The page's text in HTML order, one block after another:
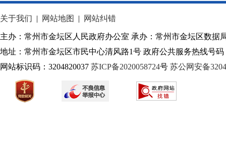
关于我们 | 网站地图 | 网站纠错
主办：常州市金坛区人民政府办公室 承办：常州市金坛区数据
地址：常州市金坛区市民中心清风路1号 政府公共服务热线号码
网站标识码：3204820037 苏ICP备2020058724号 苏公网安备